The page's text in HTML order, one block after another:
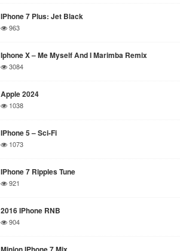
IPhone 7 Plus: Jet Black
963
Iphone X – Me Myself And I Marimba Remix
3084
Apple 2024
1038
IPhone 5 – Sci-Fi
1073
IPhone 7 Ripples Tune
921
2016 IPhone RNB
904